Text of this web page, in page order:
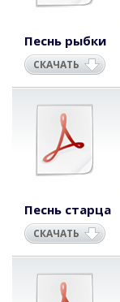
Песнь рыбки
СКАЧАТЬ
Песнь старца
СКАЧАТЬ